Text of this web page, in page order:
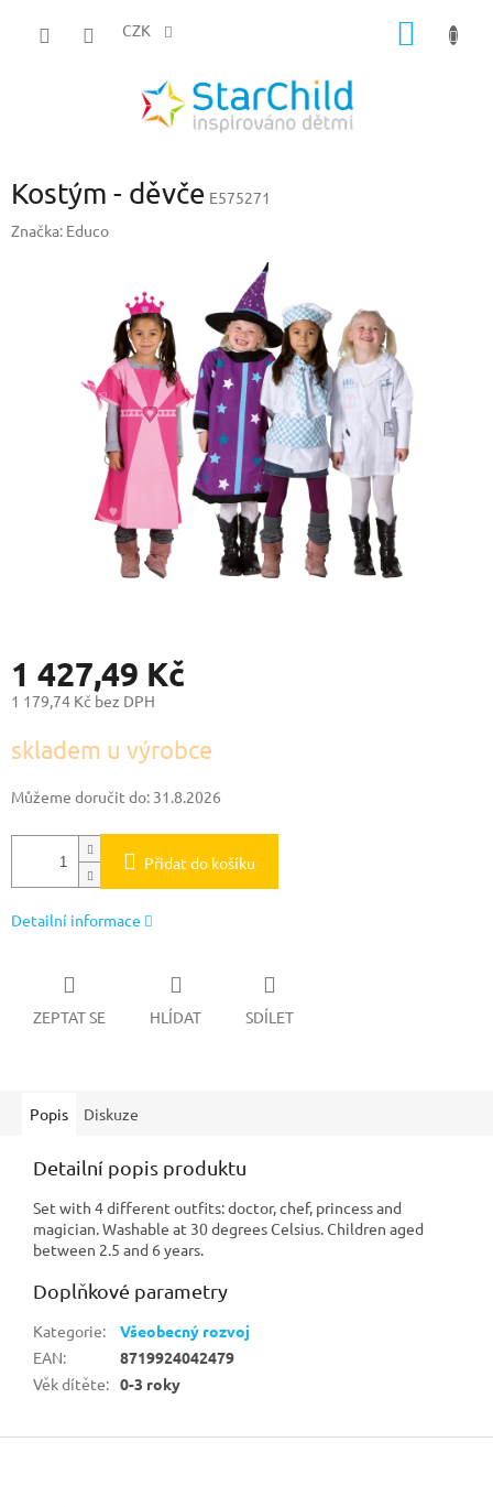
CZK
Kostým - děvče E575271
Značka: Educo
1 427,49 Kč
1 179,74 Kč bez DPH
cena:
skladem u výrobce
Můžeme doručit do: 31.8.2026
Přidat do košíku
Detailní informace
ZEPTAT SE HLÍDAT SDÍLET
Popis Diskuze
Detailní popis produktu
Set with 4 different outfits: doctor, chef, princess and
magician. Washable at 30 degrees Celsius. Children aged
between 2.5 and 6 years.
Doplňkové parametry
Kategorie:
Všeobecný rozvoj
EAN:
8719924042479
Věk dítěte: 0-3 roky
Z